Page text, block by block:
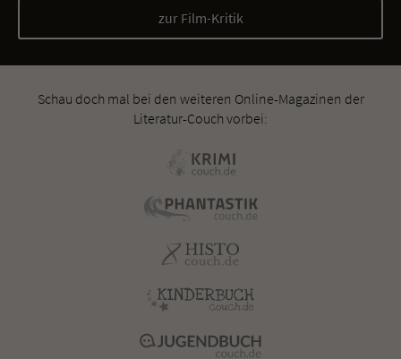
zur Film-Kritik
Schau doch mal bei den weiteren Online-Magazinen der
Literatur-Couch vorbei: